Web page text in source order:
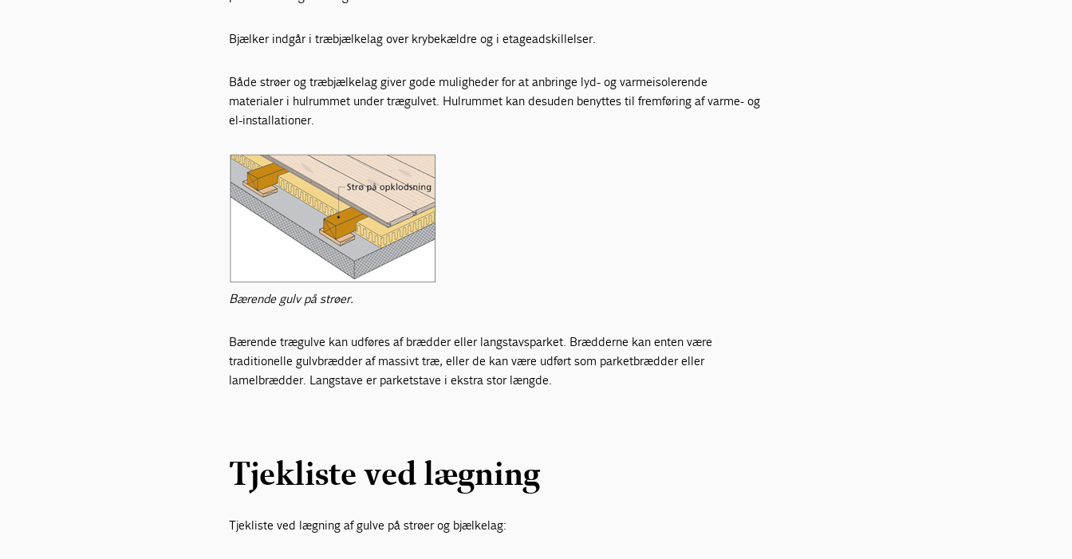
Bjælker indgår i træbjælkelag over krybekældre og i etageadskillelser.
Både strøer og træbjælkelag giver gode muligheder for at anbringe lyd- og varmeisolerende
materialer i hulrummet under trægulvet. Hulrummet kan desuden benyttes til fremføring af varme- og
el-installationer.
Bærende gulv på strøer.
Bærende trægulve kan udføres af brædder eller langstavsparket. Brædderne kan enten være
traditionelle gulvbrædder af massivt træ, eller de kan være udført som parketbrædder eller
lamelbrædder. Langstave er parketstave i ekstra stor længde.
Tjekliste ved lægning
Tjekliste ved lægning af gulve på strøer og bjælkelag: